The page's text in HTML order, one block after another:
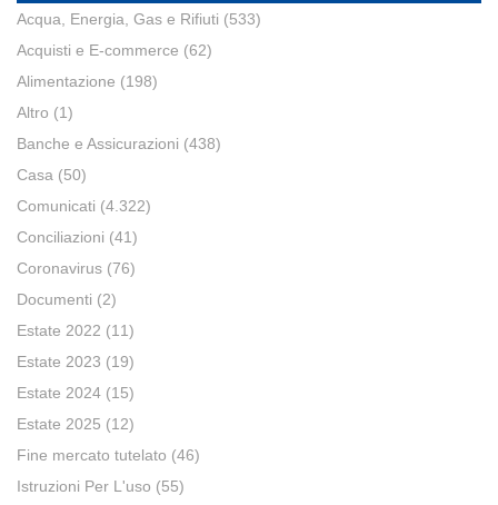
Acqua, Energia, Gas e Rifiuti (533)
Acquisti e E-commerce (62)
Alimentazione (198)
Altro (1)
Banche e Assicurazioni (438)
Casa (50)
Comunicati (4.322)
Conciliazioni (41)
Coronavirus (76)
Documenti (2)
Estate 2022 (11)
Estate 2023 (19)
Estate 2024 (15)
Estate 2025 (12)
Fine mercato tutelato (46)
Istruzioni Per L'uso (55)